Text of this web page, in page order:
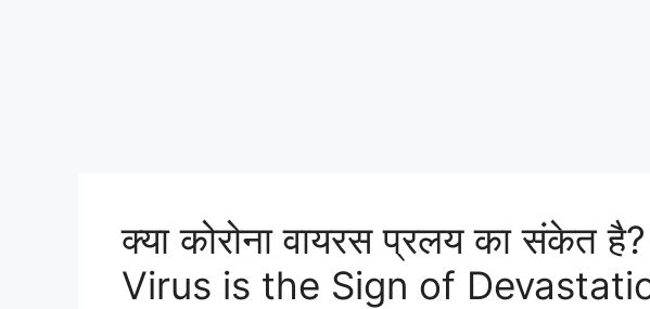
क्या कोरोना वायरस प्रलय का संकेत
Virus is the Sign of